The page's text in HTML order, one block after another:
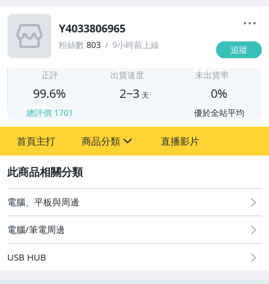
Y4033806965
粉絲數 803 9小時前上線 追蹤
正評
99.6%
總評價 1701
出貨速度
2~3 天
未出貨率
0%
優於全站平均
首頁主打 商品分類
圖書/影音/文具
手機、配件與通訊
直播影片
電腦、平板與周邊
電腦/筆電周邊
USB HUB